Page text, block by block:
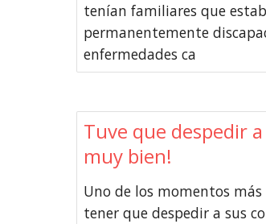
tenían familiares que
permanentemente
enfermedades ca
Tuve que despedir
muy bien!
Uno de los momentos
tener que despedir a sus